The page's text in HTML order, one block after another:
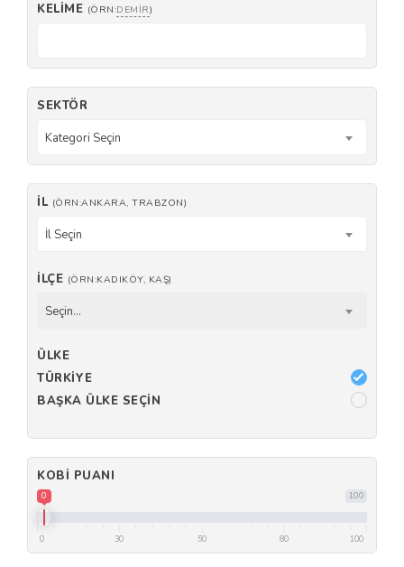
KELIME (ÖRN:DEMIR)
SEKTÖR
Kategori Seçin
İL (ÖRN:ANKARA, TRABZON)
İl Seçin
İLÇE (ÖRN:KADIKÖY, KAŞ)
Seçin...
ÜLKE
TÜRKIYE
BAŞKA ÜLKE SEÇIN
KOBI PUANI
100
0
0 30 50 80 100